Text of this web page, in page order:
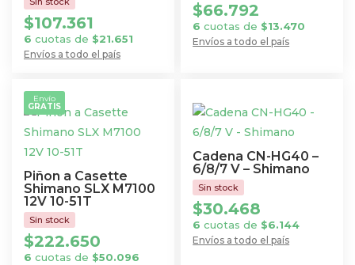
Envíos a todo el país
$107.361
6 cuotas de $21.651 Envíos a todo el país
$66.792
6 cuotas de $13.470
Piñon a Casette
Shimano SLX M7100
12V 10-51T
Envío
GRATIS
$222.650
6 cuotas de $50.096
Cadena CN-HG40 –
6/8/7 V – Shimano
Envíos a todo el país
$30.468
6 cuotas de $6.144